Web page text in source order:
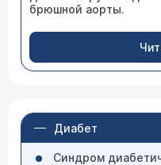
брюшной аорты.
Диабет
Синдром